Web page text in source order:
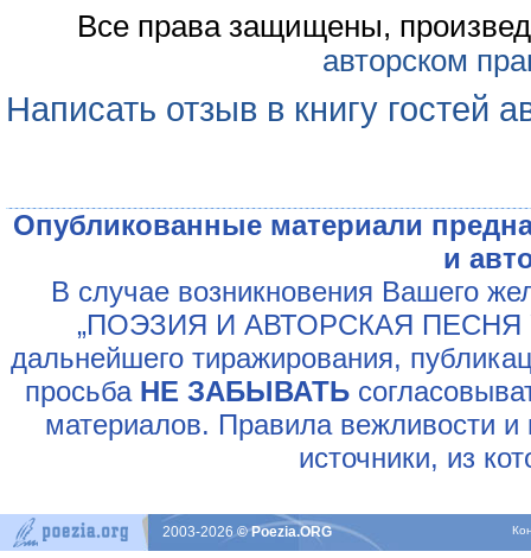
Все права защищены,
авторском
Написать отзыв в книгу гостей
Опубликованные материали
и
В случае возникновения Вашего
„ПОЭЗИЯ И АВТОРСКАЯ ПЕСНЯ
дальнейшего тиражирования,
просьба НЕ ЗАБЫВАТЬ
материалов. Правила вежливости и
источники, из
2003-2026© Poezia.ORG